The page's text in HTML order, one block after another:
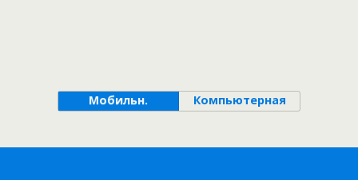
Мобильн. Компьютерная